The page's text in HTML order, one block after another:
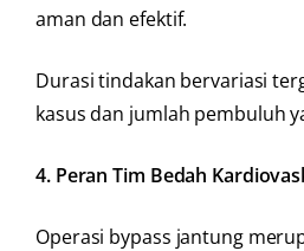
aman dan efektif.
Durasi tindakan bervariasi
kasus dan jumlah pembuluh
4. Peran Tim Bedah
Operasi bypass jantung